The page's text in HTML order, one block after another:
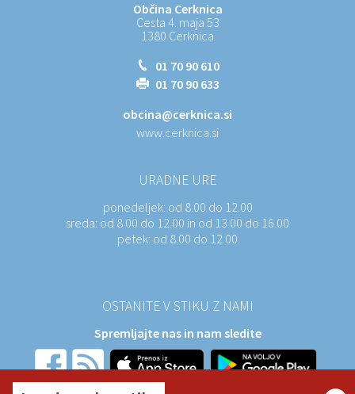
Občina Cerknica
Cesta 4. maja 53
1380 Cerknica
01 70 90 610
01 70 90 633
obcina@cerknica.si
www.cerknica.si
URADNE URE
ponedeljek: od 8.00 do 12.00
sreda: od 8.00 do 12.00 in od 13.00 do 16.00
petek: od 8.00 do 12.00
OSTANITE V STIKU Z NAMI
Spremljajte nas in nam sledite